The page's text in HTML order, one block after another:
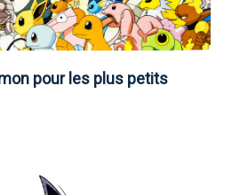
pour les plus petits